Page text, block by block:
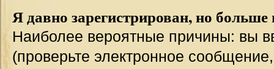
Я давно зарегистрирован, но
Наиболее вероятные причины: вы
(проверьте электронное